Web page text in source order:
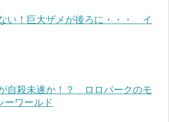
い！巨大ザメが後ろに・・・ イ
自殺未遂か！？ ロロパークのモ
ワールド